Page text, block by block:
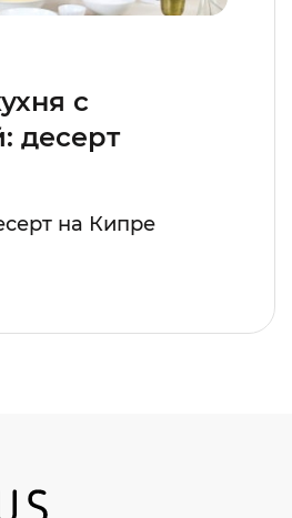
с
десерт
на Кипре